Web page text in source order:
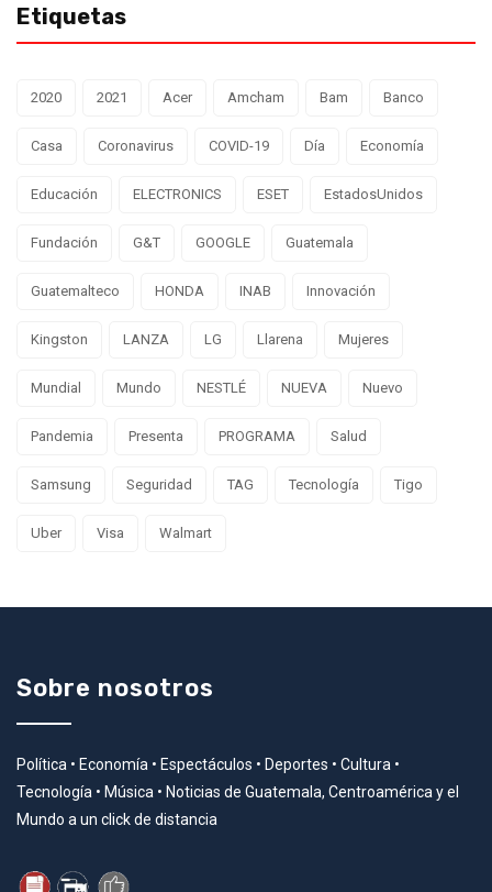
Etiquetas
2020 2021 Acer Amcham Bam Banco
Casa Coronavirus COVID-19 Día Economía
Educación ELECTRONICS ESET EstadosUnidos
Fundación G&T GOOGLE Guatemala
Guatemalteco HONDA INAB Innovación
Kingston LANZA LG Llarena Mujeres
Mundial Mundo NESTLÉ NUEVA Nuevo
Pandemia Presenta PROGRAMA Salud
Samsung Seguridad TAG Tecnología Tigo
Uber Visa Walmart
Sobre nosotros
Política • Economía • Espectáculos • Deportes • Cultura •
Tecnología • Música • Noticias de Guatemala, Centroamérica y el
Mundo a un click de distancia